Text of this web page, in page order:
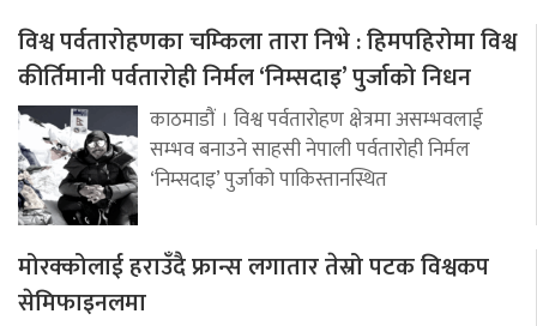
विश्व पर्वतारोहणका चम्किला तारा निभे : हिमपहिरोमा विश्व
कीर्तिमानी पर्वतारोही निर्मल ‘निम्सदाइ’ पुर्जाको निधन
काठमाडौं । विश्व पर्वतारोहण क्षेत्रमा असम्भवलाई
सम्भव बनाउने साहसी नेपाली पर्वतारोही निर्मल
‘निम्सदाइ’ पुर्जाको पाकिस्तानस्थित
मोरक्कोलाई हराउँदै फ्रान्स लगातार तेस्रो पटक विश्वकप
सेमिफाइनलमा